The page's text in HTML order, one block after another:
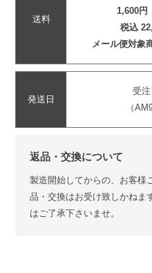
送料
1,600円
税込
メール便対象
発送日
受
（
返品・交換について
製造開始してからの、お客様
品・交換はお受け致しかねま
はご了承下さいませ。